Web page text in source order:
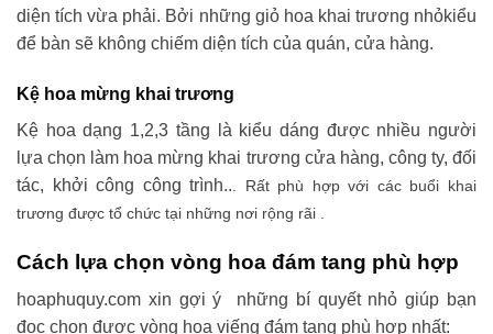
diện tích vừa phải. Bởi những giỏ hoa khai trương nhỏkiểu
để bàn sẽ không chiếm diện tích của quán, cửa hàng.
Kệ hoa mừng khai trương
Kệ hoa dạng 1,2,3 tầng là kiểu dáng được nhiều người
lựa chọn làm hoa mừng khai trương cửa hàng, công ty, đối
tác, khởi công công trình.. . Rất phù hợp với các buổi khai
trương được tổ chức tại những nơi rộng rãi .
Cách lựa chọn vòng hoa đám tang phù hợp
hoaphuquy.com xin gợi ý những bí quyết nhỏ giúp bạn
đọc chọn được vòng hoa viếng đám tang phù hợp nhất: